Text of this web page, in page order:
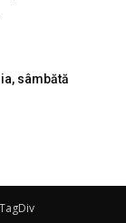
sâmbătă